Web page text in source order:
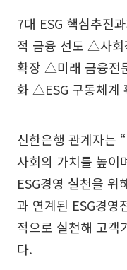
7대 ESG 핵심추진
적 금융 선도 △사회
확장 △미래 금융전
화 △ESG 구동체계
신한은행 관계자는
사회의 가치를 높이
ESG경영 실천을 위
과 연계된 ESG경영
적으로 실천해 고객
다.